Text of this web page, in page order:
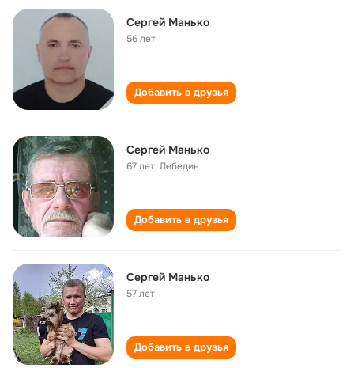
Сергей Манько
56 лет
Добавить в друзья
Сергей Манько
67 лет,Лебедин
Добавить в друзья
Сергей Манько
57 лет
Добавить в друзья